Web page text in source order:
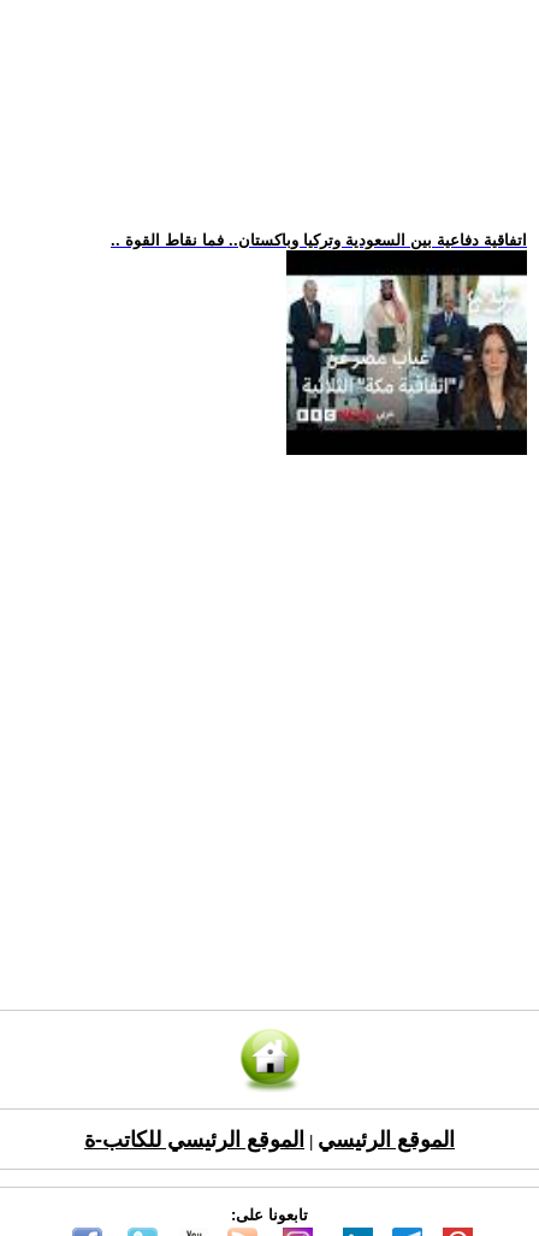
.. اتفاقية دفاعية بين السعودية وتركيا وباكستان.. فما نقاط القوة
الموقع الرئيسي الموقع الرئيسي للكاتب-ة
تابعونا على: